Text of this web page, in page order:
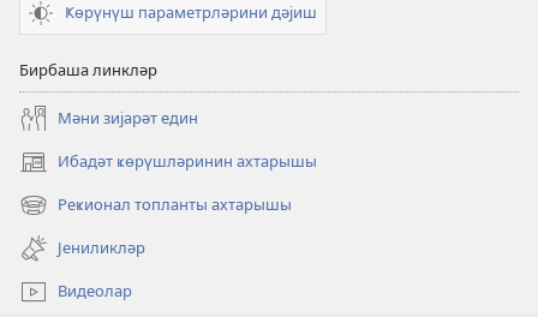
Ҝөрүнүш параметрләрини дәјиш
Бирбаша линкләр
Мәни зијарәт един
Ибадәт ҝөрүшләринин ахтарышы
(opens
new
window)
Реҝионал топланты ахтарышы
(opens
new
window)
Јениликләр
Видеолар